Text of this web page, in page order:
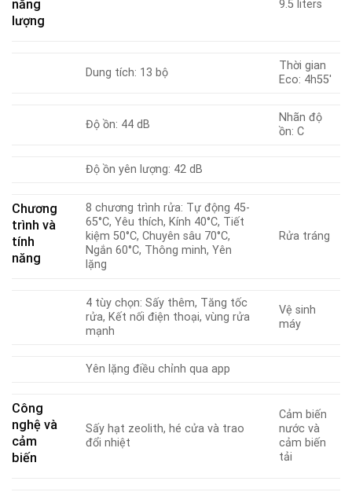
năng
lượng
9.5 liters
Dung tích: 13 bộ
Thời gian
Eco: 4h55′
Độ ồn: 44 dB
Nhãn độ
ồn: C
Độ ồn yên lượng: 42 dB
Chương
trình và
tính
năng
8 chương trình rửa: Tự động 45-
65°C, Yêu thích, Kính 40°C, Tiết
kiệm 50°C, Chuyên sâu 70°C,
Ngắn 60°C, Thông minh, Yên
lặng
Rửa tráng
4 tùy chọn: Sấy thêm, Tăng tốc
rửa, Kết nối điện thoại, vùng rửa
mạnh
Vệ sinh
máy
Yên lặng điều chỉnh qua app
Công
nghệ và
cảm
biến
Sấy hạt zeolith, hé cửa và trao
đổi nhiệt
Cảm biến
nước và
cảm biến
tải